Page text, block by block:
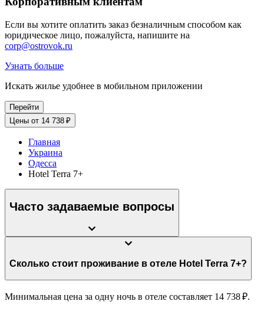
Если вы хотите оплатить заказ безналичным способом как
юридическое лицо, пожалуйста, напишите на
corp@ostrovok.ru
Узнать больше
Искать жилье удобнее в мобильном приложении
Перейти
Цены от 14 738 ₽
Главная
Украина
Одесса
Hotel Terra 7+
Часто задаваемые вопросы
Сколько стоит проживание в отеле Hotel Terra 7+?
Минимальная цена за одну ночь в отеле составляет 14 738 ₽.